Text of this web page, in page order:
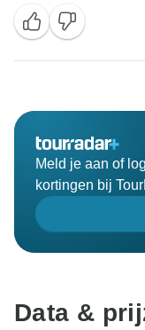
Meld je aan of
kortingen bij
Data &